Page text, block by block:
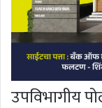
उपविभागीय